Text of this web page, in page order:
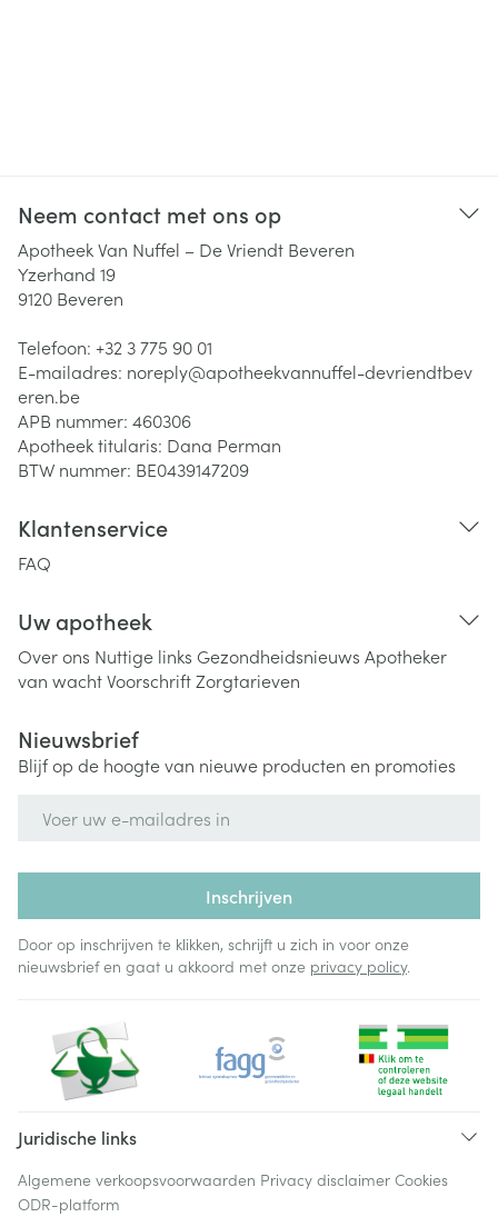
Neem contact met ons op
Apotheek Van Nuffel – De Vriendt Beveren
Yzerhand 19
9120 Beveren
Telefoon: +32 3 775 90 01
E-mailadres: noreply@apotheekvannuffel-devriendtbev
eren.be
APB nummer: 460306
Apotheek titularis: Dana Perman
BTW nummer: BE0439147209
Klantenservice
FAQ
Uw apotheek
Over ons Nuttige links Gezondheidsnieuws Apotheker
van wachtVoorschriftZorgtarieven
Nieuwsbrief
Blijf op de hoogte van nieuwe producten en promoties
Inschrijven
Door op inschrijven te klikken, schrijft u zich in voor onze
nieuwsbrief en gaat u akkoord met onze privacy policy.
Juridische links
Algemene verkoopsvoorwaarden Privacy disclaimer Cookies
ODR-platform